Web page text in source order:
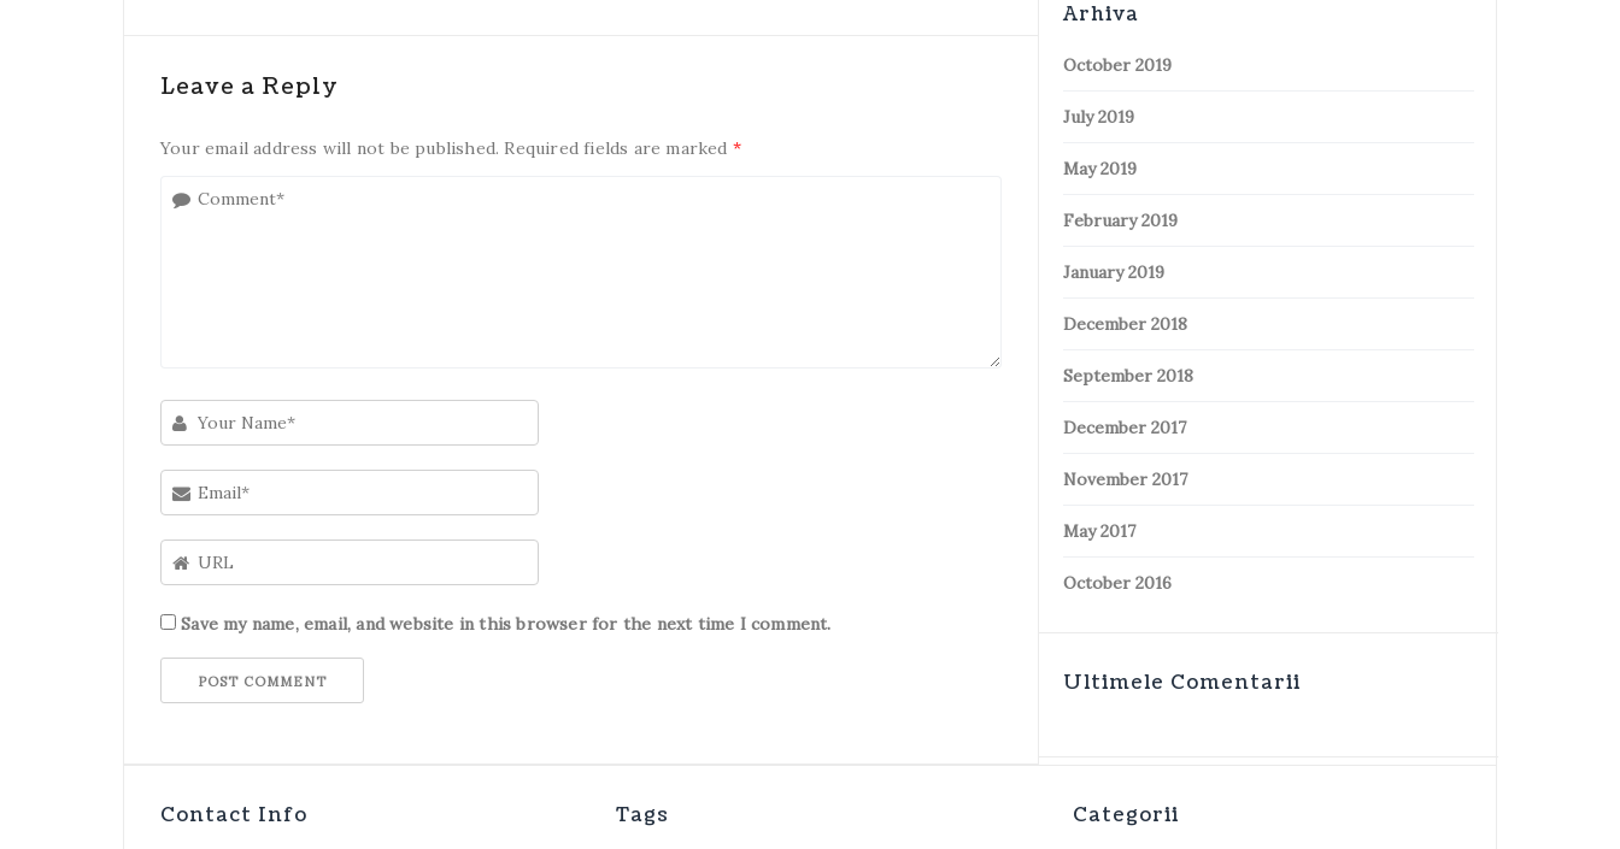
Leave a Reply
Your email address will not be published. Required fields are marked *
Save my name, email, and website in this browser for the next time I comment.
Arhiva
October 2019
July 2019
May 2019
February 2019
January 2019
December 2018
September 2018
December 2017
November 2017
May 2017
October 2016
Ultimele Comentarii
Contact Info Tags Categorii